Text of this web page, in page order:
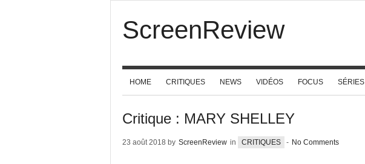
ScreenReview
HOME CRITIQUES NEWS VIDÉOS FOCUS SÉRIES
Critique : MARY SHELLEY
23 août 2018 by ScreenReview in CRITIQUES - No Comments